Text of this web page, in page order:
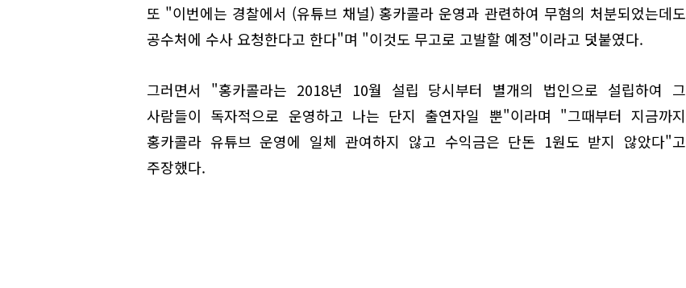
또 "이번에는 경찰에서 (유튜브 채널) 홍카콜라 운영과 관련하여 무혐의 처분되었는데도
공수처에 수사 요청한다고 한다"며 "이것도 무고로 고발할 예정"이라고 덧붙였다.
그러면서 "홍카콜라는 2018년 10월 설립 당시부터 별개의 법인으로 설립하여 그
사람들이 독자적으로 운영하고 나는 단지 출연자일 뿐"이라며 "그때부터 지금까지
홍카콜라 유튜브 운영에 일체 관여하지 않고 수익금은 단돈 1원도 받지 않았다"고
주장했다.